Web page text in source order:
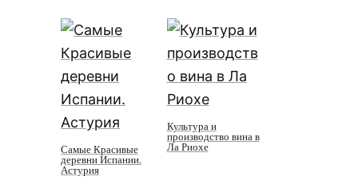
Самые Красивые
деревни Испании.
Астурия
Культура и
производство вина в
Ла Риохе